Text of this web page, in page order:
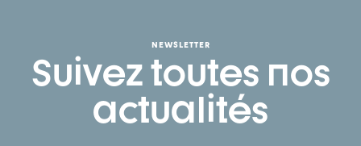
NEWSLETTER
Suivez toutes nos
actualités